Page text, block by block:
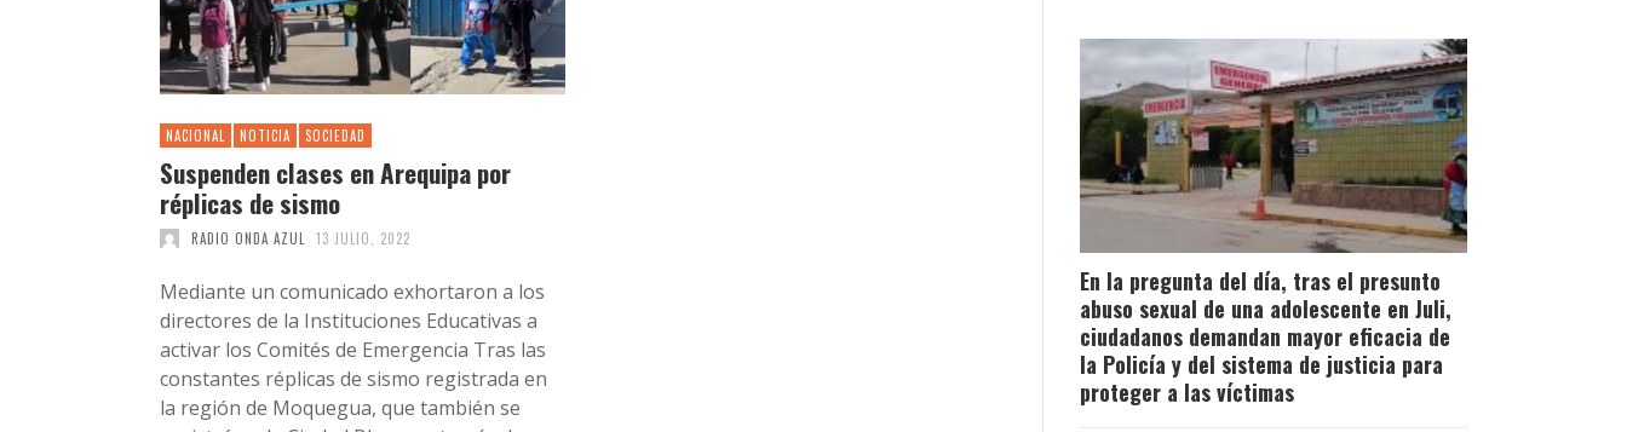
NACIONAL NOTICIA SOCIEDAD
Suspenden clases en Arequipa por
réplicas de sismo
RADIO ONDA AZUL 13 JULIO, 2022
Mediante un comunicado exhortaron a los
directores de la Instituciones Educativas a
activar los Comités de Emergencia Tras las
constantes réplicas de sismo registrada en
la región de Moquegua, que también se
En la pregunta del día, tras el presunto
abuso sexual de una adolescente en Juli,
ciudadanos demandan mayor eficacia de
la Policía y del sistema de justicia para
proteger a las víctimas